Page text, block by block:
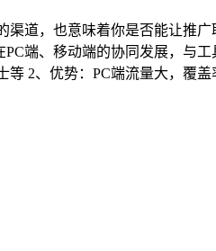
道，也意味着你是否能让推
端、移动端的协同发展，与
2、优势：PC端流量大，覆